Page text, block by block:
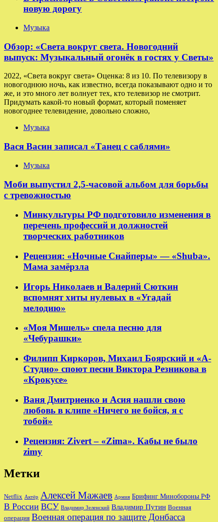
новую дорогу
Музыка
Обзор: «Света вокруг света. Новогодний
выпуск: Музыкальный огонёк в гостях у Светы»
2022, «Света вокруг света» Оценка: 8 из 10. По телевизору в
новогоднюю ночь, как известно, всегда показывают одно и то
же, и это много лет волнует тех, кто телевизор не смотрит.
Придумать какой-то новый формат, который поменяет
новогоднее телевидение, довольно сложно,
Музыка
Вася Васин записал «Танец с саблями»
Музыка
Моби выпустил 2,5-часовой альбом для борьбы
с тревожностью
Минкультуры РФ подготовило изменения в
перечень профессий и должностей
творческих работников
Рецензия: «Ночные Снайперы» — «Shuba».
Мама замёрзла
Игорь Николаев и Валерий Сюткин
вспомнят хиты нулевых в «Угадай
мелодию»
«Моя Мишель» спела песню для
«Чебурашки»
Филипп Киркоров, Михаил Боярский и «А-
Студио» споют песни Виктора Резникова в
«Крокусе»
Ваня Дмитриенко и Асия нашли свою
любовь в клипе «Ничего не бойся, я с
тобой»
Рецензия: Zivert – «Zima». Кабы не было
zimy
Метки
Netflix Актёр Алексей Мажаев Армия Брифинг Минобороны РФ
В России ВСУ Владимир Зеленский Владимир Путин Военная
операция Военная операция по защите Донбасса